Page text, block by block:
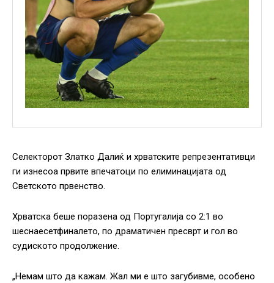
Селекторот Златко Далиќ и хрватските репрезентативци
ги изнесоа првите впечатоци по елиминацијата од
Светското првенство.
Хрватска беше поразена од Португалија со 2:1 во
шеснаесетфиналето, по драматичен пресврт и гол во
судиското продолжение.
„Немам што да кажам. Жал ми е што загубивме, особено